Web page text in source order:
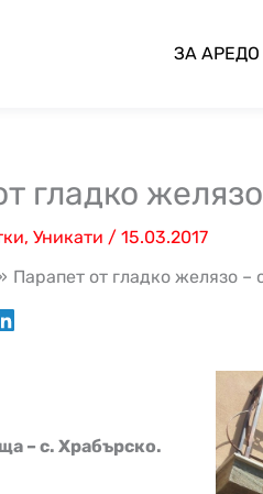
ЗА АРЕДО
гладко
, Уникати / 15.03.2017
Парапет от гладко желязо –
– с. Храбърско.